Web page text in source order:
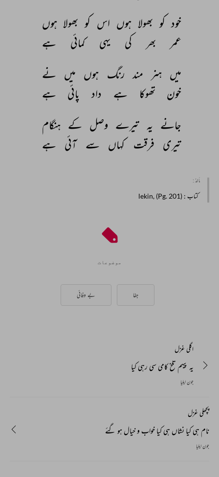
خود کو بھولا ہوں اس کو بھولا ہوں
عمر
بھر کی یہی کمائی
ہے
میں ہنر مند رنگ ہوں میں نے
خون
تھوکا ہے داد پائی
ہے
جانے یہ تیرے وصل کے ہنگام
تیری فرقت کہاں سے آئی ہے
مأخذ :
کتاب : lekin, (Pg. 201)
موضوعات
جفا بے وفائی
اگلی غزل
یہ پیہم تلخ کامی سی رہی کیا
جون ایلیا
پچھلی غزل
نام ہی کیا نشاں ہی کیا خواب و خیال ہو گئے
جون ایلیا